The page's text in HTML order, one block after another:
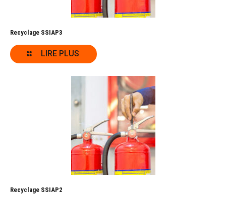
Recyclage SSIAP3
LIRE PLUS
Recyclage SSIAP2